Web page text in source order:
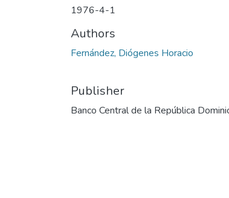
1976-4-1
Authors
Fernández, Diógenes Horacio
Publisher
Banco Central de la República